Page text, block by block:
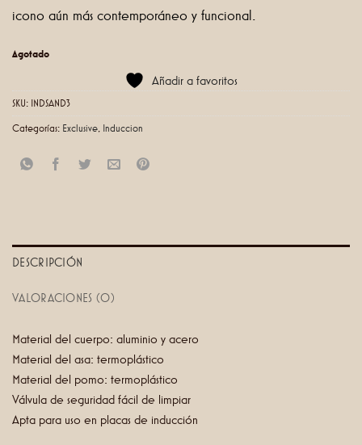
icono aún más contemporáneo y funcional.
Agotado
Añadir a favoritos
SKU: INDSAND3
Categorías: Exclusive, Induccion
DESCRIPCIÓN
VALORACIONES (0)
Material del cuerpo: aluminio y acero
Material del asa: termoplástico
Material del pomo: termoplástico
Válvula de seguridad fácil de limpiar
Apta para uso en placas de inducción